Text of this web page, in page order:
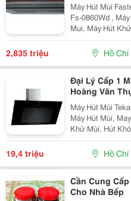
Máy Hút Mùi
Fs-0860Wd ,
Mui, Máy Hút
Hút Mùi Đảo, Hút
Mù I Faster Fs-
2,835 triệu Hồ Chí
Đại Lý Cấp 1
Hoàng Văn
Máy Hút Mùi
Máy Hút Mùi,
Khử Mùi, Hút
Đảo, Hút Mùi Cổ Điển,
Teka Dvl 90 G
19,4 triệu Hồ Chí
Cần Cung
Cho Nhà Bếp